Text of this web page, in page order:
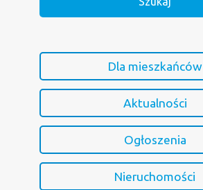
Dla mieszkańców
Aktualności
Ogłoszenia
Nieruchomości